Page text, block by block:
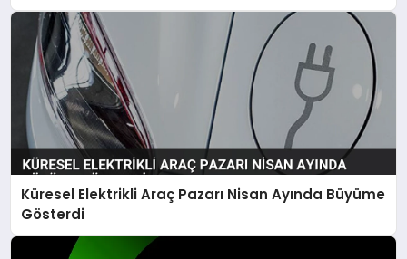
Küresel Elektrikli Araç Pazarı Nisan Ayında Büyüme
Gösterdi